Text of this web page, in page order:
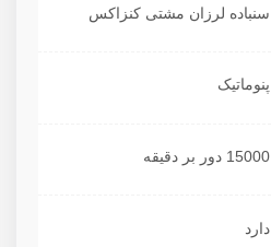
سنباده لرزان مشتی کنزاکس
پنوماتیک
15000 دور بر دقیقه
دارد